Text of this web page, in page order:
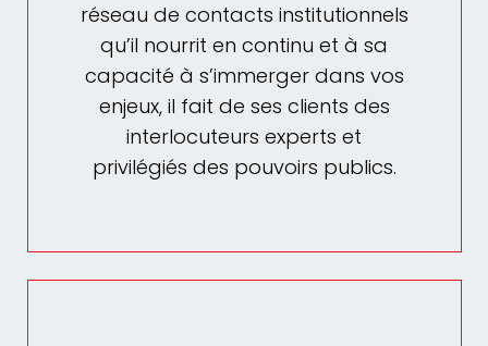
réseau de contacts institutionnels
qu’il nourrit en continu et à sa
capacité à s’immerger dans vos
enjeux, il fait de ses clients des
interlocuteurs experts et
privilégiés des pouvoirs publics.